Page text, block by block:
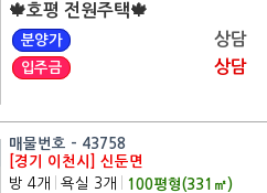
🍁호평 전원주택🍁
분양가 상담
입주금 상담
매물번호 - 43758
[경기 이천시] 신둔면
방 4개
욕실 3개 100평형(331 ㎡)